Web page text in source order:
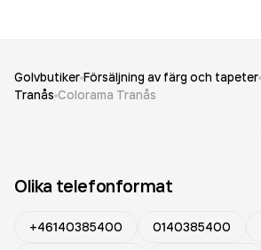
Golvbutiker Försäljning av färg och tapeter
Tranås Colorama Tranås
Olika telefonformat
+46140385400 0140385400